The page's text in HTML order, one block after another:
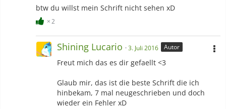
btw du willst mein Schrift nicht sehen xD
2
Shining Lucario 3. Juli 2016 Autor
Freut mich das es dir gefaellt <3
Glaub mir, das ist die beste Schrift die ich
hinbekam, 7 mal neugeschrieben und doch
wieder ein Fehler xD